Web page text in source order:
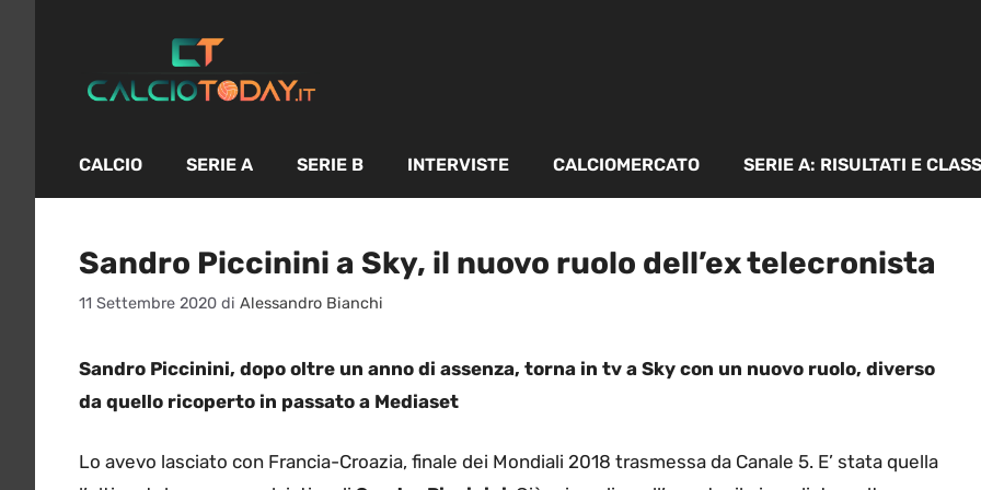
contenuto
CALCIO SERIE A SERIE B INTERVISTE CALCIOMERCATO SERIE A: RISULTATI E
Sandro Piccinini a Sky, il nuovo ruolo dell’ex telecronista
11 Settembre 2020 di Alessandro Bianchi
Sandro Piccinini, dopo oltre un anno di assenza, torna in tv a Sky con un nuovo ruolo, diverso
da quello ricoperto in passato a Mediaset
Lo avevo lasciato con Francia-Croazia, finale dei Mondiali 2018 trasmessa da Canale 5. E’ stata quella